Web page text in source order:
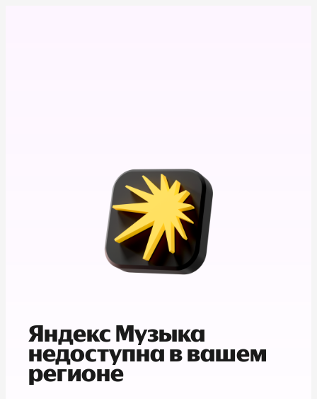
Яндекс Музыка
недоступна в вашем
регионе